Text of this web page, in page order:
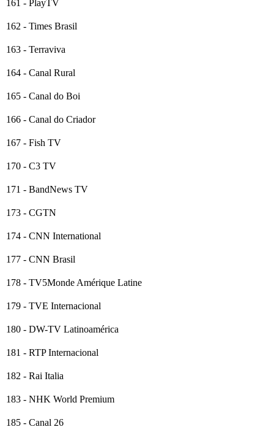
161 - PlayTV
162 - Times Brasil
163 - Terraviva
164 - Canal Rural
165 - Canal do Boi
166 - Canal do Criador
167 - Fish TV
170 - C3 TV
171 - BandNews TV
173 - CGTN
174 - CNN International
177 - CNN Brasil
178 - TV5Monde Amérique Latine
179 - TVE Internacional
180 - DW-TV Latinoamérica
181 - RTP Internacional
182 - Rai Italia
183 - NHK World Premium
185 - Canal 26